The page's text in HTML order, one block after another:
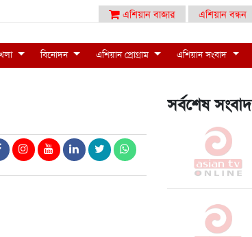
এশিয়ান বাজার এশিয়ান বন্ধন
বিনোদন এশিয়ান প্রোগ্রাম এশিয়ান সংবাদ
সর্বশেষ সংবাদ